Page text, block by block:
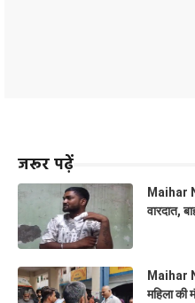
जरूर पढ़ें
Maihar
वारदात,
Maihar
महिला की